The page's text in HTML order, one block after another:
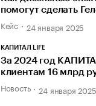
помогут сделать
Кейс 24 января 2025
КАПИТАЛ LIFE
За 2024 год
клиентам 16 млрд
Новость 24 января 2025